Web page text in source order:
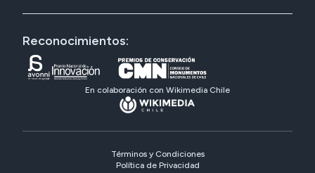
Reconocimientos:
En colaboración con Wikimedia Chile
Términos y Condiciones
Política de Privacidad